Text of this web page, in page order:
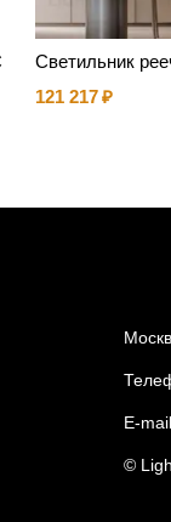
Светильник
121 217
E-
©